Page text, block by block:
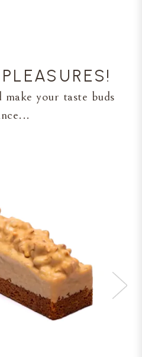
make your taste buds